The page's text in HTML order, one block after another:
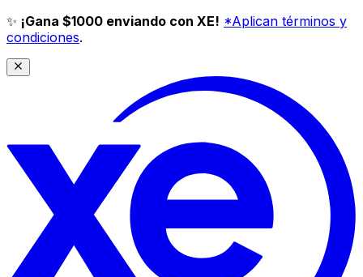
✨ ¡Gana $1000 enviando con XE! *Aplican términos y
condiciones.